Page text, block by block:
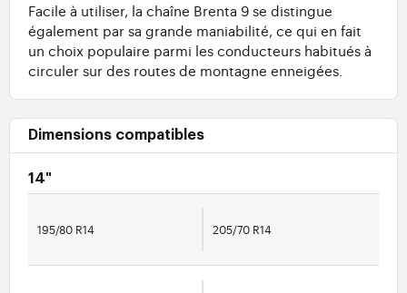
Facile à utiliser, la chaîne Brenta 9 se distingue
également par sa grande maniabilité, ce qui en fait
un choix populaire parmi les conducteurs habitués à
circuler sur des routes de montagne enneigées.
Dimensions compatibles
14"
195/80 R14 205/70 R14